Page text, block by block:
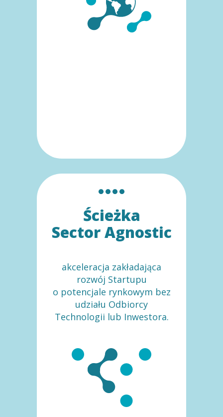
Ścieżka
Sector Agnostic
akceleracja zakładająca
rozwój Startupu
o potencjale rynkowym bez
udziału Odbiorcy
Technologii lub Inwestora.